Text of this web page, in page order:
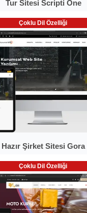
Tur Sitesi Scripti One
Çoklu Dil Özelliği
Hazır Şirket Sitesi Gora
Çoklu Dil Özelliği